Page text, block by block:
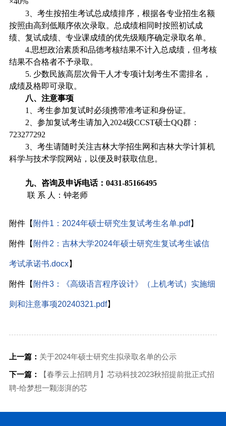
3 、考生按招生考试总成绩排序，根据各专业招生名额
按照由高到低顺序依次录取。总成绩相同时按照初试成
绩、复试成绩、专业课成绩的优先级顺序确定录取名单。
4.思想政治素质和品德考核结果不计入总成绩，但考核
结果不合格者不予录取。
5. 少数民族高层次骨干人才专项计划考生不需排名，
成绩及格即可录取。
八、注意事项
1
、考生参加复试时必须携带准考证和身份证。
2 、参加复试考生请加入 2024级CCST硕士QQ群：
723277292
3 、考生请随时关注吉林大学招生网和吉林大学计算机
科学与技术学院网站，以便及时获取信息。
九、咨询及申诉电话： 0431-85166495
联 系 人：钟老师
附件【 附件1：2024年硕士研究生复试考生名单.pdf】
附件【 附件2：吉林大学2024年硕士研究生复试考生诚信
考试承诺书.docx】
附件【 附件3：《高级语言程序设计》（上机考试）实施细
则和注意事项20240321.pdf】
上一篇： 关于2024年硕士研究生拟录取名单的公示
下一篇：
【春季云上招聘月】芯动科技2023秋招提前批正式招
聘-给梦想一颗澎湃的芯